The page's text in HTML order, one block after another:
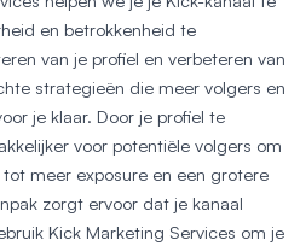
en betrokkenheid te
van je profiel en verbeteren van
strategieën die meer volgers en
je klaar. Door je profiel te
voor potentiële volgers om
meer exposure en een grotere
zorgt ervoor dat je kanaal
Kick Marketing Services om je